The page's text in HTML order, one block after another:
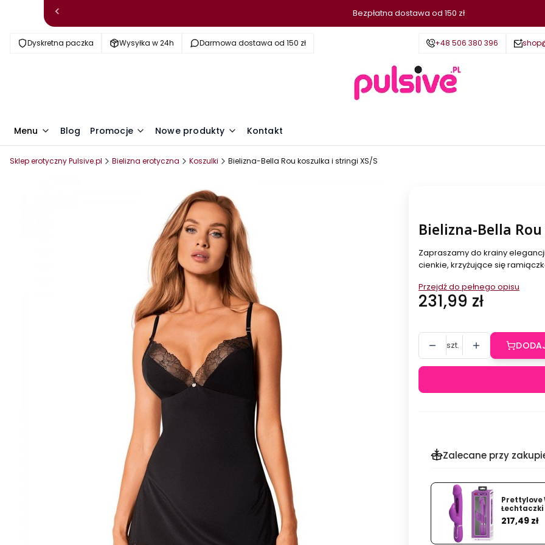
Bezpłatna dostawa od 150 zł
Dyskretna paczka Wysyłka w 24h Darmowa dostawa od 150 zł +48 506 380 396
Menu Blog Promocje Nowe produkty Kontakt
Sklep erotyczny Pulsive.pl Bielizna erotyczna Koszulki Bielizna-Bella Rou koszulka i stringi XS/S
Bielizna-Bella
Zapraszamy do krainy
cienkie, krzyżujące się
Przejdź do pełnego opisu
Cena
231,99 zł
szt.
Zalecane przy
Prettylove
Łechtaczki
Cena
217,49 zł